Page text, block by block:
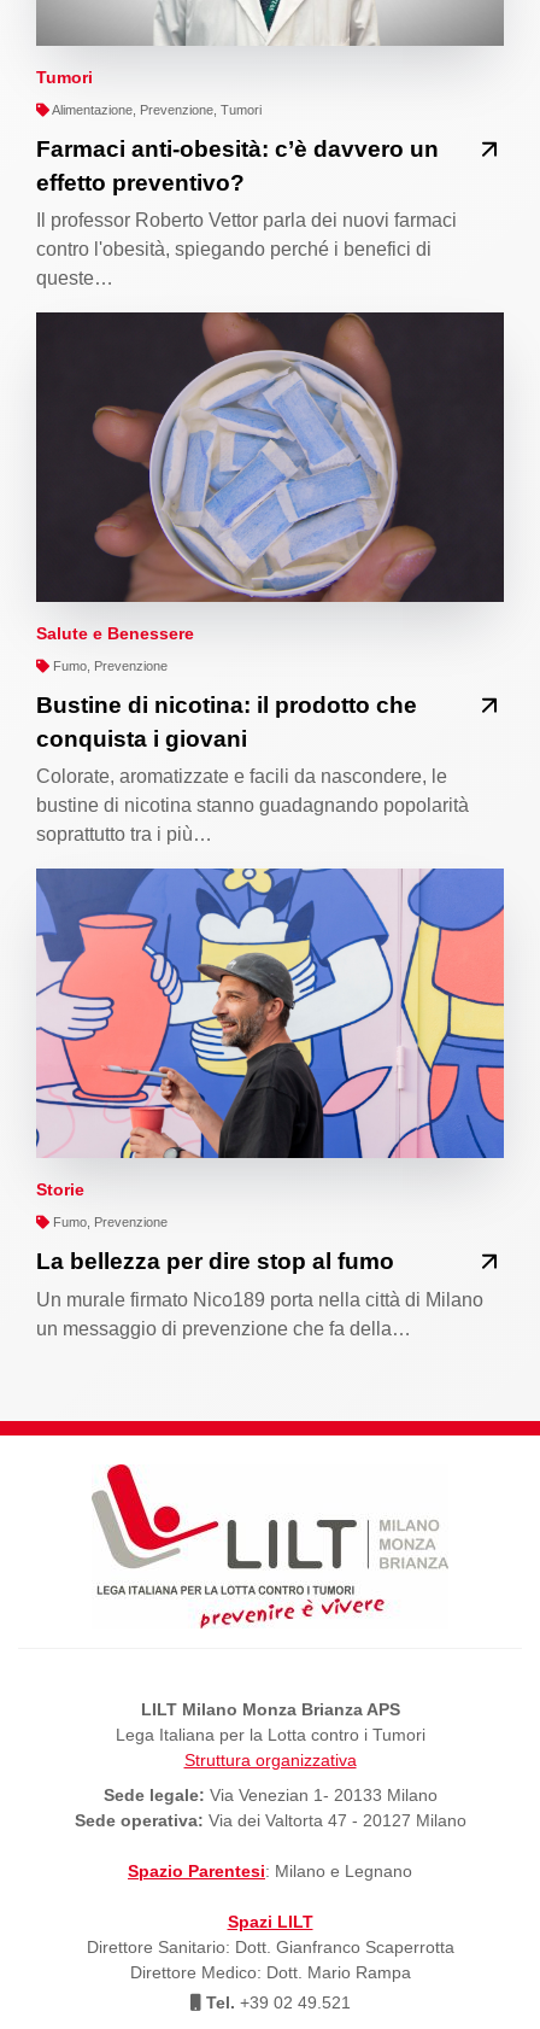
Tumori
Alimentazione, Prevenzione, Tumori
Farmaci anti-obesità: c’è davvero un
effetto preventivo?
Il professor Roberto Vettor parla dei nuovi farmaci
contro l'obesità, spiegando perché i benefici di
queste…
Salute e Benessere
Fumo, Prevenzione
Bustine di nicotina: il prodotto che
conquista i giovani
Colorate, aromatizzate e facili da nascondere, le
bustine di nicotina stanno guadagnando popolarità
soprattutto tra i più…
Storie
Fumo, Prevenzione
La bellezza per dire stop al fumo
Un murale firmato Nico189 porta nella città di Milano
un messaggio di prevenzione che fa della…
LILT Milano Monza Brianza APS
Lega Italiana per la Lotta contro i Tumori
Struttura organizzativa
Sede legale: Via Venezian 1- 20133 Milano
Sede operativa: Via dei Valtorta 47 - 20127 Milano
Spazio Parentesi: Milano e Legnano
Spazi LILT
Direttore Sanitario: Dott. Gianfranco Scaperrotta
Direttore Medico: Dott. Mario Rampa
Tel. +39 02 49.521